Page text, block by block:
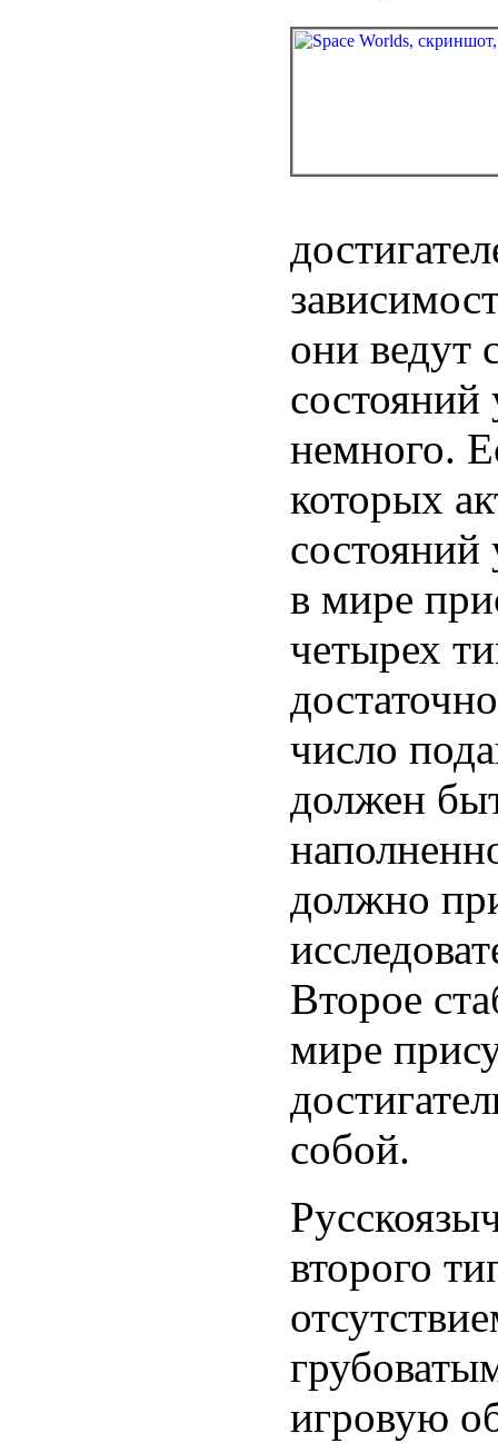
они ведут
немного.
которых
в мире
четырех
число
должен
должно
Второе
мире
собой.
второго
игровую